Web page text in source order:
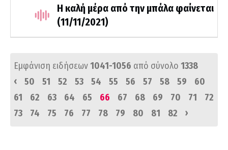
Η καλή μέρα από την μπάλα φαίνεται
(11/11/2021)
Εμφάνιση ειδήσεων1041-1056 από σύνολο 1338
‹
50 51 52 53 54 55 56 57 58 59
60
61
62 63 64 65 66 67 68 69 70 71
72
73
74 75 76 77 78 79 80 81 82 ›